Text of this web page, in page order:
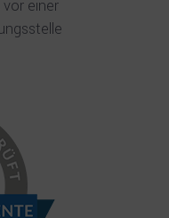
einer